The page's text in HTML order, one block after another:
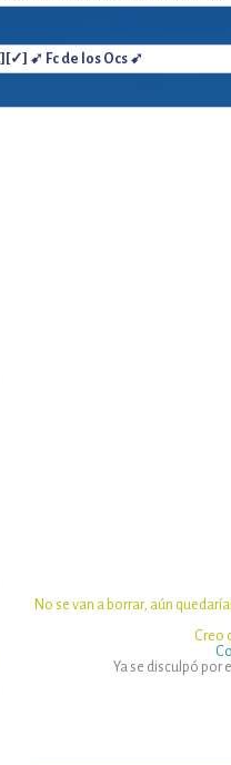
➹ Fc de los Ocs ➹
No se van a borrar, aún
Creo
Ya se disculpó por